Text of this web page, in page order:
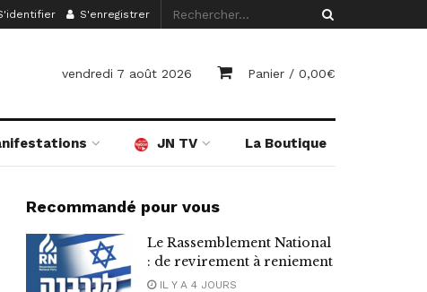
S'enregistrer
vendredi 7 août 2026 Panier / 0,00€
JN TV La Boutique
Recommandé pour vous
Le Rassemblement National
: de revirement à reniement
IL Y A 4 JOURS